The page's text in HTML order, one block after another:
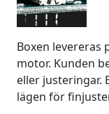
Boxen levereras
motor. Kunden
eller justeringar.
lägen för